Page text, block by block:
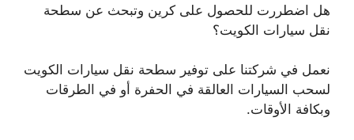
هل اضطررت للحصول على كرين وتبحث عن سطحة
نقل سيارات الكويت؟
نعمل في شركتنا على توفير سطحة نقل سيارات الكويت
لسحب السيارات العالقة في الحفرة أو في الطرقات
وبكافة الأوقات.